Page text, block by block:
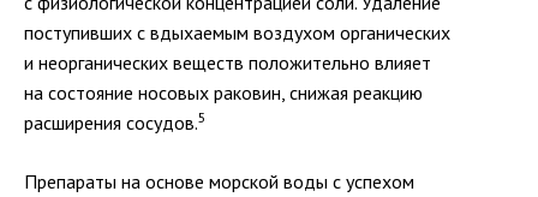
поступивших с вдыхаемым воздухом органических
и неорганических веществ положительно влияет
на состояние носовых раковин, снижая реакцию
расширения сосудов.5
Препараты на основе морской воды с успехом